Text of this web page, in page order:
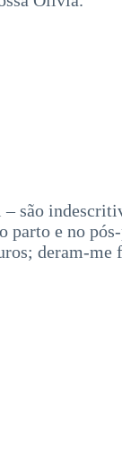
– são
parto e no
deram-me